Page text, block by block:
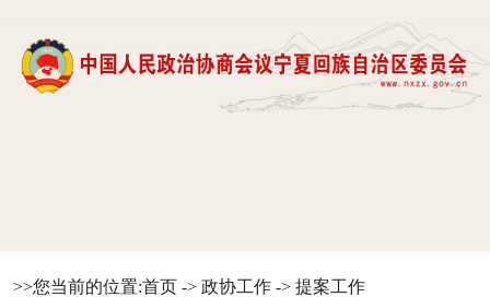
>>您当前的位置:首页 -> 政协工作 -> 提案工作